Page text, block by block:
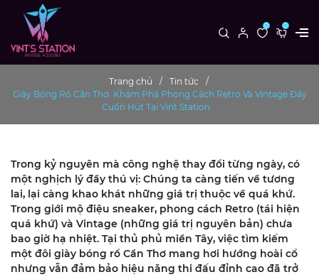
0 0
Trang chủ
Tin tức
Giày Bóng Rổ Cần Thơ: Khám Phá Phong Cách Retro Và Vintage Đầy
Cuốn Hút Tại Vint Station
Trong kỷ nguyên mà công nghệ thay đổi từng ngày, có
một nghịch lý đầy thú vị: Chúng ta càng tiến về tương
lai, lại càng khao khát những giá trị thuộc về quá khứ.
Trong giới mộ điệu sneaker, phong cách Retro (tái hiện
quá khứ) và Vintage (những giá trị nguyên bản) chưa
bao giờ hạ nhiệt. Tại thủ phủ miền Tây, việc tìm kiếm
một đôi giày bóng rổ Cần Thơ mang hơi hướng hoài cổ
nhưng vẫn đảm bảo hiệu năng thi đấu đỉnh cao đã trở